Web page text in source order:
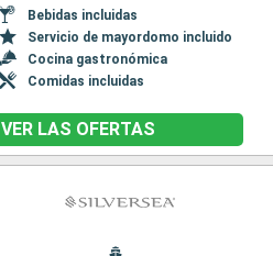
Bebidas incluidas
Servicio de mayordomo incluido
Cocina gastronómica
Comidas incluidas
VER LAS OFERTAS